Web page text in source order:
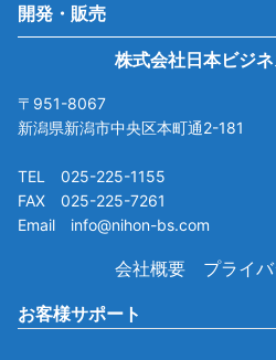
開発・販売
株式会社日本ビジ
〒951-8067
新潟県新潟市中央区本町通2-181
TEL 025-225-1155
FAX 025-225-7261
Email info@nihon-bs.com
会社概要 プライ
お客様サポート